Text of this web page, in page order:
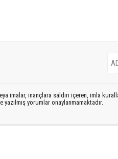
imalar, inançlara saldırı içeren, imla
yorumlar onaylanmamaktadır.